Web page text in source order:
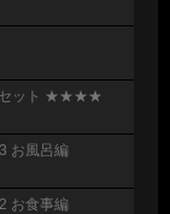
セット ★★★★
お風呂編
お食事編